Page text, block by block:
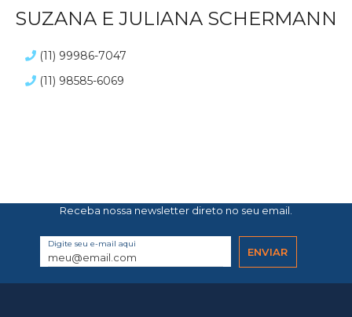
SUZANA E JULIANA SCHERMANN
(11) 99986-7047
(11) 98585-6069
Receba nossa newsletter direto no seu email.
Digite seu e-mail aqui